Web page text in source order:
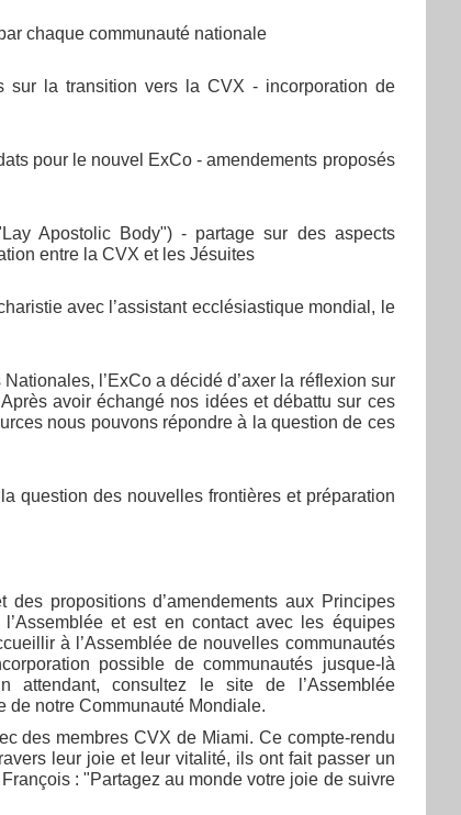
chaque communauté nationale
sur la transition vers la CVX - incorporation de
pour le nouvel ExCo - amendements proposés
Apostolic Body") - partage sur des aspects
entre la CVX et les Jésuites
avec l’assistant ecclésiastique mondial, le
l’ExCo a décidé d’axer la réflexion sur
avoir échangé nos idées et débattu sur ces
nous pouvons répondre à la question de ces
question des nouvelles frontières et préparation
propositions d’amendements aux Principes
et est en contact avec les équipes
à l’Assemblée de nouvelles communautés
possible de communautés jusque-là
attendant, consultez le site de l’Assemblée
de notre Communauté Mondiale.
des membres CVX de Miami. Ce compte-rendu
leur joie et leur vitalité, ils ont fait passer un
: "Partagez au monde votre joie de suivre